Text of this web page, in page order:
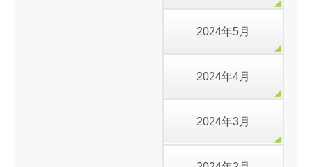
2024年5月
2024年4月
2024年3月